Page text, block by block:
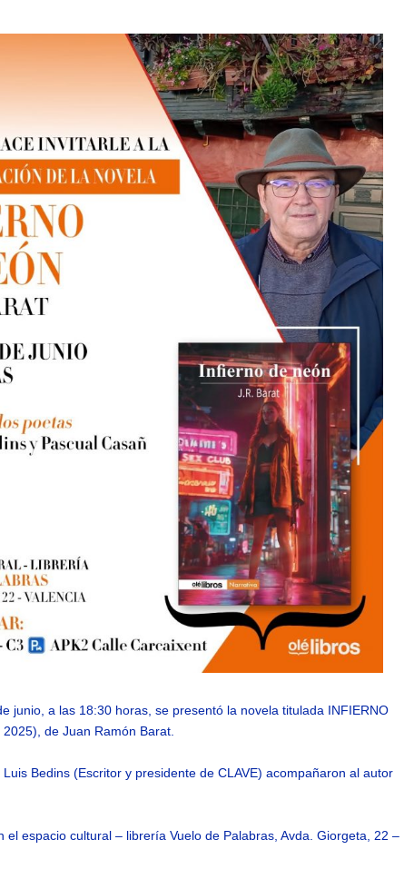
junio, a las 18:30 horas, se presentó la novela titulada INFIERNO
de Juan Ramón Barat.
Bedins (Escritor y presidente de CLAVE) acompañaron al autor
el espacio cultural – librería Vuelo de Palabras, Avda. Giorgeta, 22 –